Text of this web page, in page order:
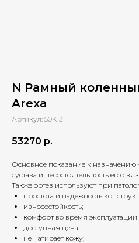
N Рамный
Arexa
Артикул: 50K13
53270 р.
Основное показание к назначению
сустава и несостоятельность его
Также ортез используют при
простота и надежность
износостойкость;
комфорт во время
доступная цена;
не натирает кожу;